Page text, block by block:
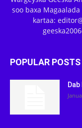
soo baxa
kartaa:
POPULAR POSTS